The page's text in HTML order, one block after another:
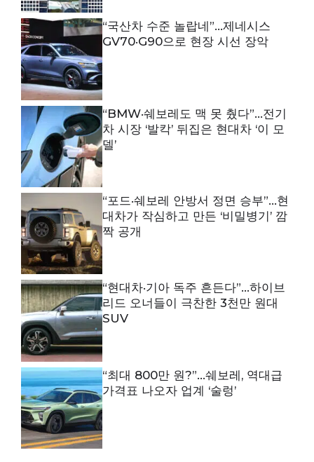
“국산차 수준 놀랍네”…제네시스
GV70·G90으로 현장 시선 장악
“BMW·쉐보레도 맥 못 췄다”…전기
차 시장 ‘발칵’ 뒤집은 현대차 ‘이 모
델’
“포드·쉐보레 안방서 정면 승부”…현
대차가 작심하고 만든 ‘비밀병기’ 깜
짝 공개
“현대차·기아 독주 흔든다”…하이브
리드 오너들이 극찬한 3천만 원대
SUV
“최대 800만 원?”…쉐보레, 역대급
가격표 나오자 업계 ‘술렁’